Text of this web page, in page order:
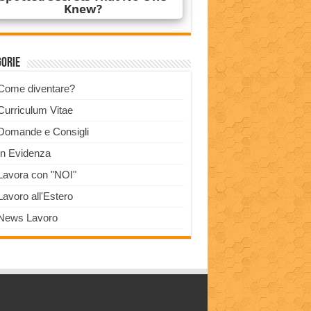
diventare?
Vitae
e Consigli
Evidenza
con "NOI"
all'Estero
Lavoro